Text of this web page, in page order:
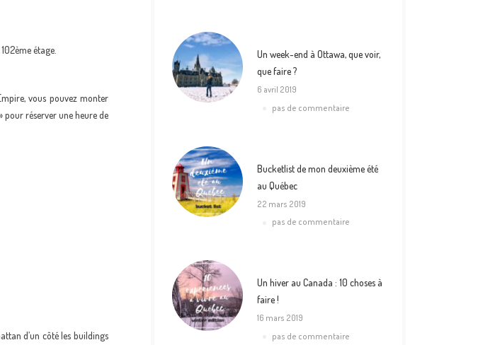
étage.
vous pouvez monter
pour réserver une heure de
d’un côté les buildings
Un week-end à Ottawa, que voir,
que faire ?
6 avril 2019
pas de commentaire
Bucketlist de mon deuxième été
au Québec
22 mars 2019
pas de commentaire
Un hiver au Canada : 10 choses à
faire !
16 mars 2019
pas de commentaire